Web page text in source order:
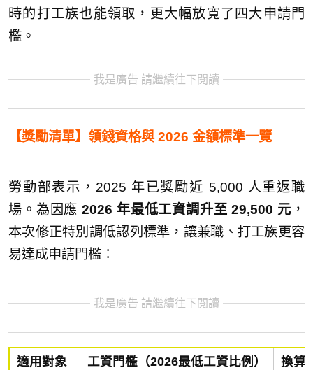
時的打工族也能領取，更大幅放寬了四大申請門
檻。
我是廣告 請繼續往下閱讀
【獎勵清單】領錢資格與 2026 金額標準一覽
勞動部表示，2025 年已獎勵近 5,000 人重返職
場。為因應 2026 年最低工資調升至 29,500 元 ，
本次修正特別調低認列標準，讓兼職、打工族更容
易達成申請門檻：
我是廣告 請繼續往下閱讀
適用對象 工資門檻（2026最低工資比例） 換算